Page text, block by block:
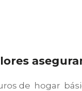
de hogar